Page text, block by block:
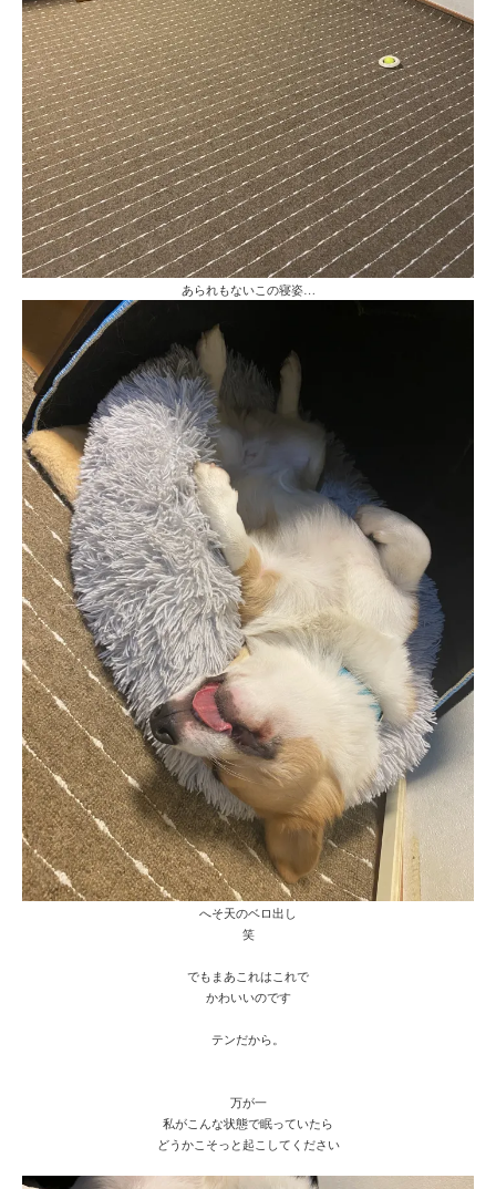
あられもないこの寝姿…
へそ天のベロ出し
笑
でもまあこれはこれで
かわいいのです
テンだから。
万が一
私がこんな状態で眠っていたら
どうかこそっと起こしてください